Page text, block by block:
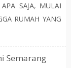
SAJA, MULAI
RUMAH YANG
Semarang